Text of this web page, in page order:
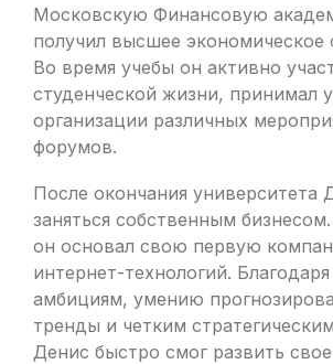
Московскую Финансовую
получил высшее экономическое
Во время учебы он активно
студенческой жизни, принимал
организации различных
форумов.
После окончания университета
заняться собственным
он основал свою первую
интернет-технологий.
амбициям, умению
тренды и четким
Денис быстро смог развить